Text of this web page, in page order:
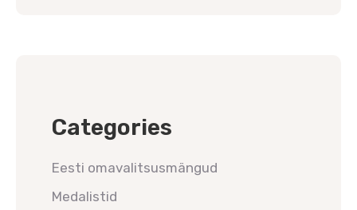
Categories
Eesti omavalitsusmängud
Medalistid